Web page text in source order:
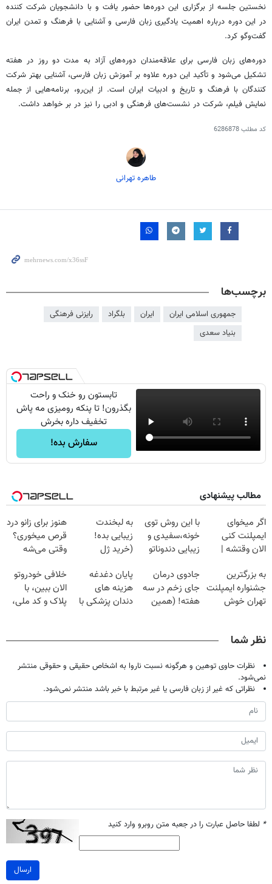
نخستین جلسه از برگزاری این دوره‌ها حضور یافت و با دانشجویان شرکت کننده
در این دوره درباره اهمیت یادگیری زبان فارسی و آشنایی با فرهنگ و تمدن ایران
گفت‌وگو کرد.
دوره‌های زبان فارسی برای علاقه‌مندان دوره‌های آزاد به مدت دو روز در هفته
تشکیل می‌شود و تأکید این دوره علاوه بر آموزش زبان فارسی، آشنایی بهتر شرکت
کنندگان با فرهنگ و تاریخ و ادبیات ایران است. از این‌رو، برنامه‌هایی از جمله
نمایش فیلم، شرکت در نشست‌های فرهنگی و ادبی را نیز در بر خواهد داشت.
کد مطلب6286878
طاهره تهرانی
برچسب‌ها
جمهوری اسلامی ایران ایران بلگراد
رایزنی فرهنگی
بنیاد سعدی
تابستون رو خنک و راحت
بگذرون! تا پنکه رومیزی مه پاش
تخفیف داره بخرش
سفارش بده!
مطالب پیشنهادی
اگر میخوای
ایمپلنت کنی
الان وقتشه |
میلیون تومان!!!
با این روش توی
خونه،سفیدی و
زیبایی دندوناتو
(40%off)
به لبخندت
زیبایی بده!
(خرید ژل
دندان
با40%تخفیف)
هنوز برای زانو درد
قرص میخوری؟
وقتی می‌شه
درمانش کرد؟؟؟؟
به بزرگترین
جشنواره ایمپلنت
تهران خوش
جادوی درمان
جای زخم در سه
هفته! (همین
پایان دغدغه
هزینه های
دندان پزشکی با
خلافی خودروتو
الان ببین، با
پلاک و کد ملی،
نظر شما
نظرات حاوی توهین و هرگونه نسبت ناروا به اشخاص حقیقی و حقوقی منتشر
نمی‌شود.
نظراتی که غیر از زبان فارسی یا غیر مرتبط با خبر باشد منتشر نمی‌شود.
* لطفا حاصل عبارت را در جعبه متن روبرو وارد کنید
ارسال